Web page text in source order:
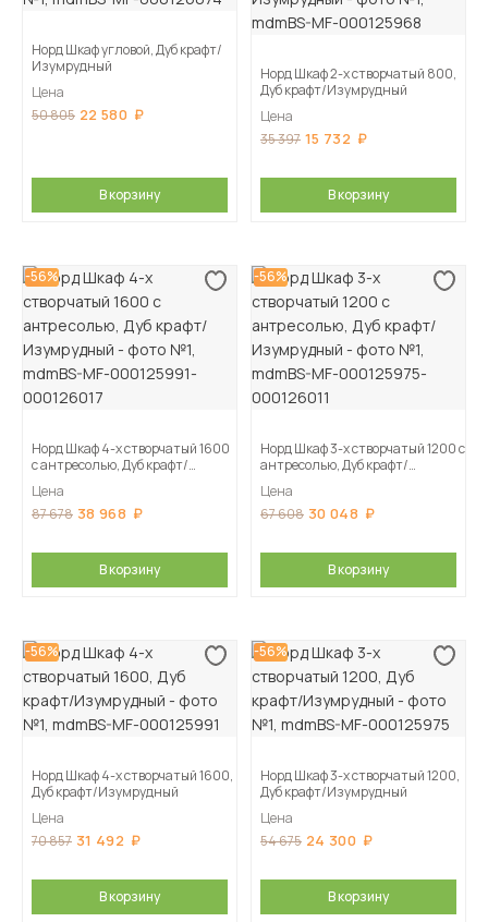
Норд Шкаф угловой, Дуб крафт/
Изумрудный
Цена
50 805 22 580
В корзину
Норд Шкаф 2-х створчатый 800,
Дуб крафт/Изумрудный
Цена
35 397 15 732
В корзину
-56%
Норд Шкаф 4-х створчатый 1600
с антресолью, Дуб крафт/
Цена
87 678 38 968
В корзину
-56%
Норд Шкаф 3-х створчатый 1200 с
антресолью, Дуб крафт/
Цена
67 608 30 048
В корзину
-56%
Норд Шкаф 4-х створчатый 1600,
Дуб крафт/Изумрудный
Цена
70 857 31 492
В корзину
-56%
Норд Шкаф 3-х створчатый 1200,
Дуб крафт/Изумрудный
Цена
54 675 24 300
В корзину